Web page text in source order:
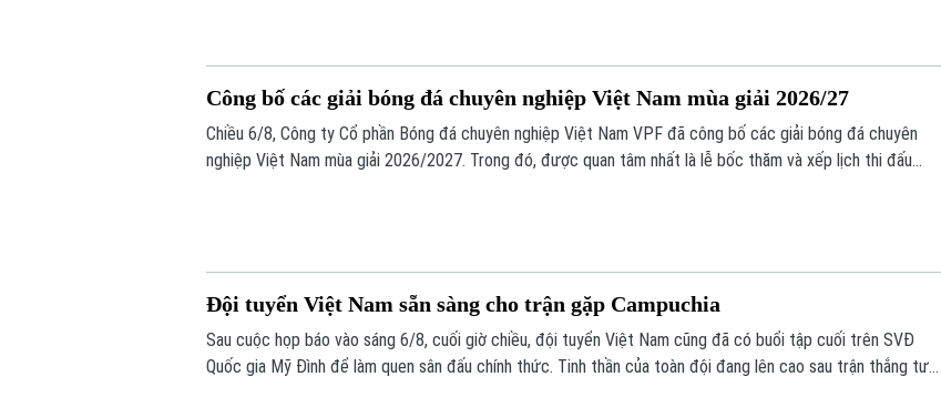
Công bố các giải bóng đá chuyên nghiệp Việt Nam mùa giải 2026/27
Chiều 6/8, Công ty Cổ phần Bóng đá chuyên nghiệp Việt Nam VPF đã công bố các giải bóng đá chuyên
nghiệp Việt Nam mùa giải 2026/2027. Trong đó, được quan tâm nhất là lễ bốc thăm và xếp lịch thi đấu
Đội tuyển Việt Nam sẵn sàng cho trận gặp Campuchia
Sau cuộc họp báo vào sáng 6/8, cuối giờ chiều, đội tuyển Việt Nam cũng đã có buổi tập cuối trên SVĐ
Quốc gia Mỹ Đình để làm quen sân đấu chính thức. Tinh thần của toàn đội đang lên cao sau trận thắng tưng